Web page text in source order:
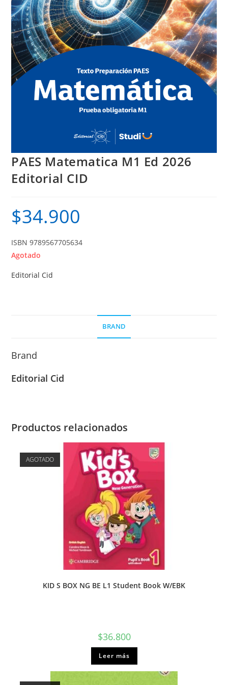
PAES Matematica M1 Ed 2026
Editorial CID
$34.900
ISBN 9789567705634
Agotado
Editorial Cid
BRAND
Brand
Editorial Cid
Productos relacionados
AGOTADO
KID S BOX NG BE L1 Student Book W/EBK
$36.800
Leer más